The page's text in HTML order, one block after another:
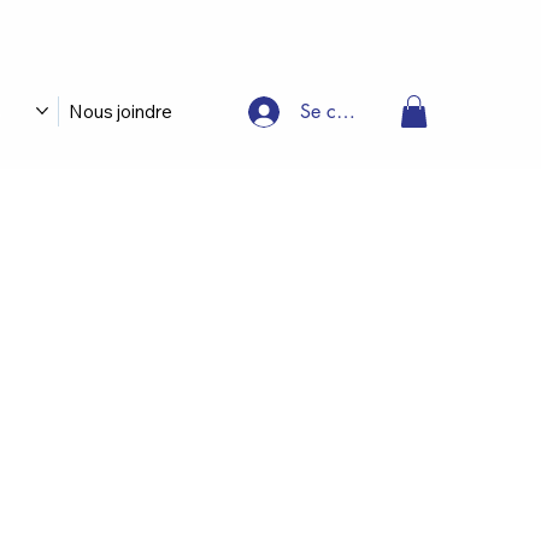
Nous joindre Se connecter